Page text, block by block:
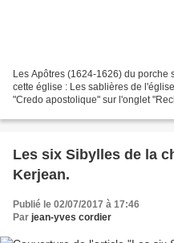
Les Apôtres (1624-1626) du porche
cette église : Les sablières de
"Credo apostolique" sur l'onglet
Les six Sibylles de la
Kerjean.
Publié le 02/07/2017 à 17:46
Par jean-yves cordier